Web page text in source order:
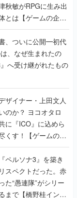
秋敏がRPGに生み出
とは【ゲームの企画
、ついに公開━初代
、なぜ生まれたの
へ受け継がれたもの
ザイナー・上田文人
のか？ ヨコオタロ
に『ICO』に込めら
くす！【ゲームの企
ペルソナ3』を築き
スペクトだった。赤
た“愚連隊”がシリー
まで【橋野桂インタ